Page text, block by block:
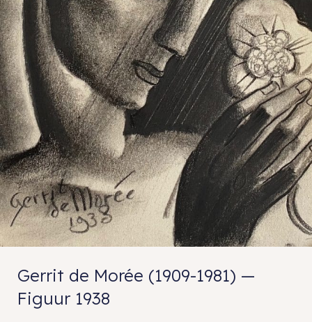
Gerrit de Morée (1909-1981) —
Figuur 1938